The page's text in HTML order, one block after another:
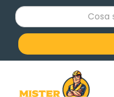
C
o
a